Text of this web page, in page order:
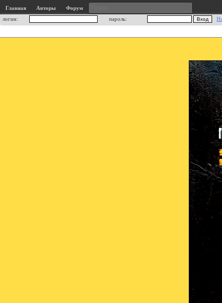
Главная Авторы
Форум
логин:
пароль: